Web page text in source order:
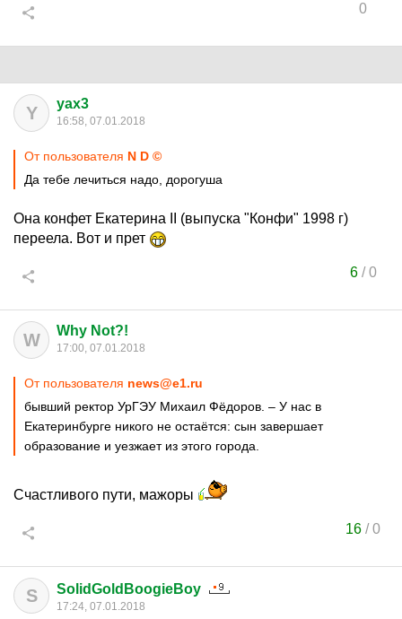
0
Y yax3
16:58, 07.01.2018
От пользователя N D ©
Да тебе лечиться надо, дорогуша
Она конфет Екатерина II (выпуска "Конфи" 1998 г)
переела. Вот и прет
6/0
W Why Not?!
17:00, 07.01.2018
От пользователя news@e1.ru
бывший ректор УрГЭУ Михаил Фёдоров. – У нас в
Екатеринбурге никого не остаётся: сын завершает
образование и уезжает из этого города.
Счастливого пути, мажоры
16 /0
S SolidGoldBoogieBoy
17:24, 07.01.2018